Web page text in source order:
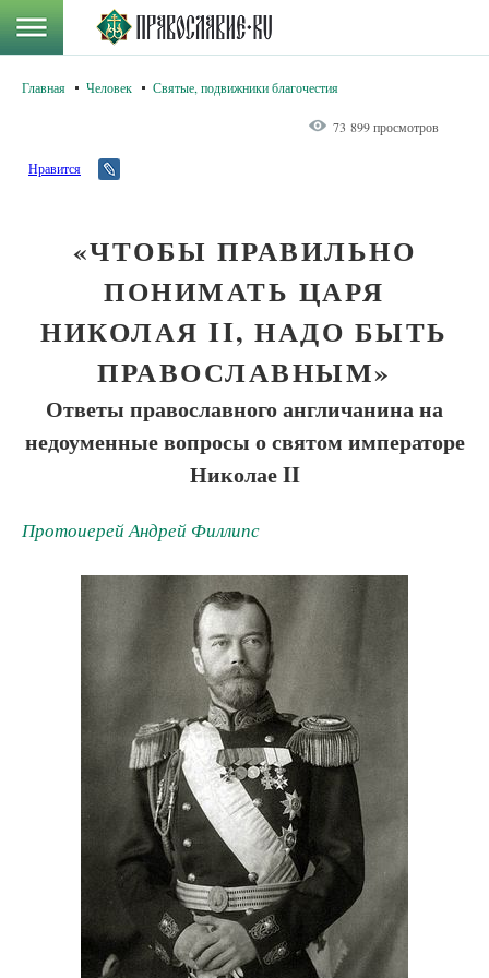
Главная Человек Святые, подвижники благочестия
73 899 просмотров
Нравится
«ЧТОБЫ ПРАВИЛЬНО
ПОНИМАТЬ ЦАРЯ
НИКОЛАЯ II, НАДО БЫТЬ
ПРАВОСЛАВНЫМ»
Ответы православного англичанина на
недоуменные вопросы о святом императоре
Николае II
Протоиерей Андрей Филлипс